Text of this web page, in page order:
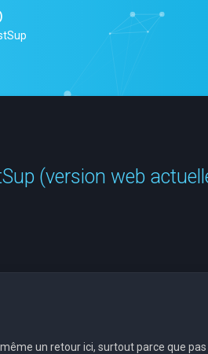
(version web
un retour ici, surtout parce que